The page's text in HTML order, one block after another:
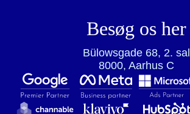
Besøg os her
Bülowsgade 68, 2. sal
8000, Aarhus C